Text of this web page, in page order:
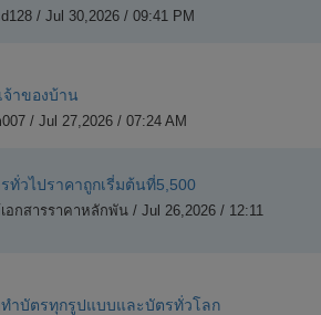
/ Jul 30,2026 / 09:41 PM
จ้าของบ้าน
/ Jul 27,2026 / 07:24 AM
ทั่วไปราคาถูกเรี่มต้นที่5,500
อกสารราคาหลักพัน / Jul 26,2026 / 12:11
ทำบัตรทุกรูปแบบและบัตรทั่วโลก